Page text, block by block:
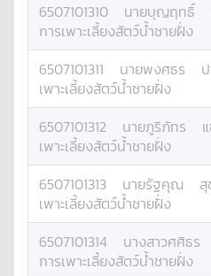
6507101310 นายบุญฤทธิ์
การเพาะเลี้ยงสัตว์น้ำชายฝั่ง
6507101311 นายพงศธร
เพาะเลี้ยงสัตว์น้ำชายฝั่ง
6507101312 นายภูริภัทร
เพาะเลี้ยงสัตว์น้ำชายฝั่ง
6507101313 นายรัฐคุณ สุ
เพาะเลี้ยงสัตว์น้ำชายฝั่ง
6507101314 นางสาวศศิธร
การเพาะเลี้ยงสัตว์น้ำชายฝั่ง